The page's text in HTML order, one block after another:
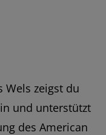
Wels zeigst du
und unterstützt
des American